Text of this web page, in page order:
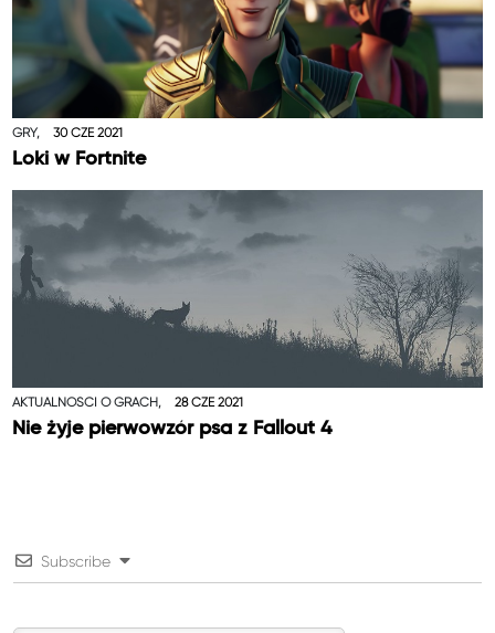
GRY, 30 CZE 2021
Loki w Fortnite
AKTUALNOŚCI O GRACH, 28 CZE 2021
Nie żyje pierwowzór psa z Fallout 4
Subscribe